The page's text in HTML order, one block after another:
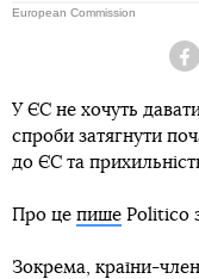
European Commission
У ЄС не хочуть
спроби затягнути
до ЄС та
Про це пише Politico
Зокрема, країни-